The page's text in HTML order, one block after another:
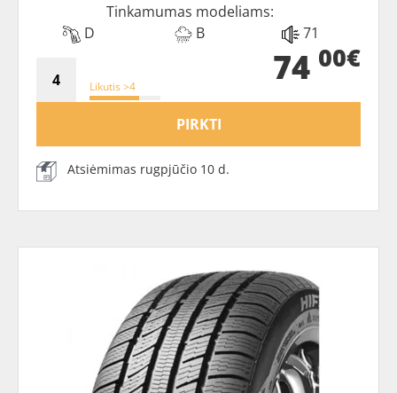
Tinkamumas modeliams:
D
B 71
Likutis >4 74 00€
PIRKTI
Atsiėmimas rugpjūčio 10 d.